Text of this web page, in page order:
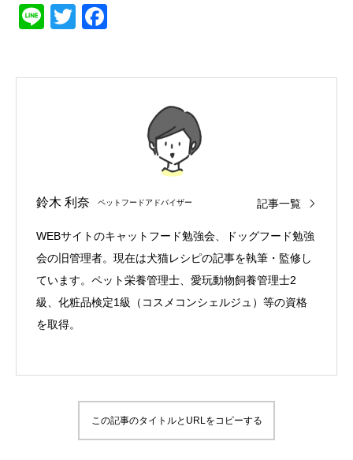
LineTwitter
鈴木 利奈 ペットフードアドバイザー 記事一覧
WEBサイトのキャットフード勉強会、ドッグフード勉強
会の旧管理者。現在は犬猫レシピの記事を執筆・監修し
ています。ペット栄養管理士、愛玩動物飼養管理士2
級、化粧品検定1級（コスメコンシェルジュ）等の資格
を取得。
この記事のタイトルとURLをコピーする